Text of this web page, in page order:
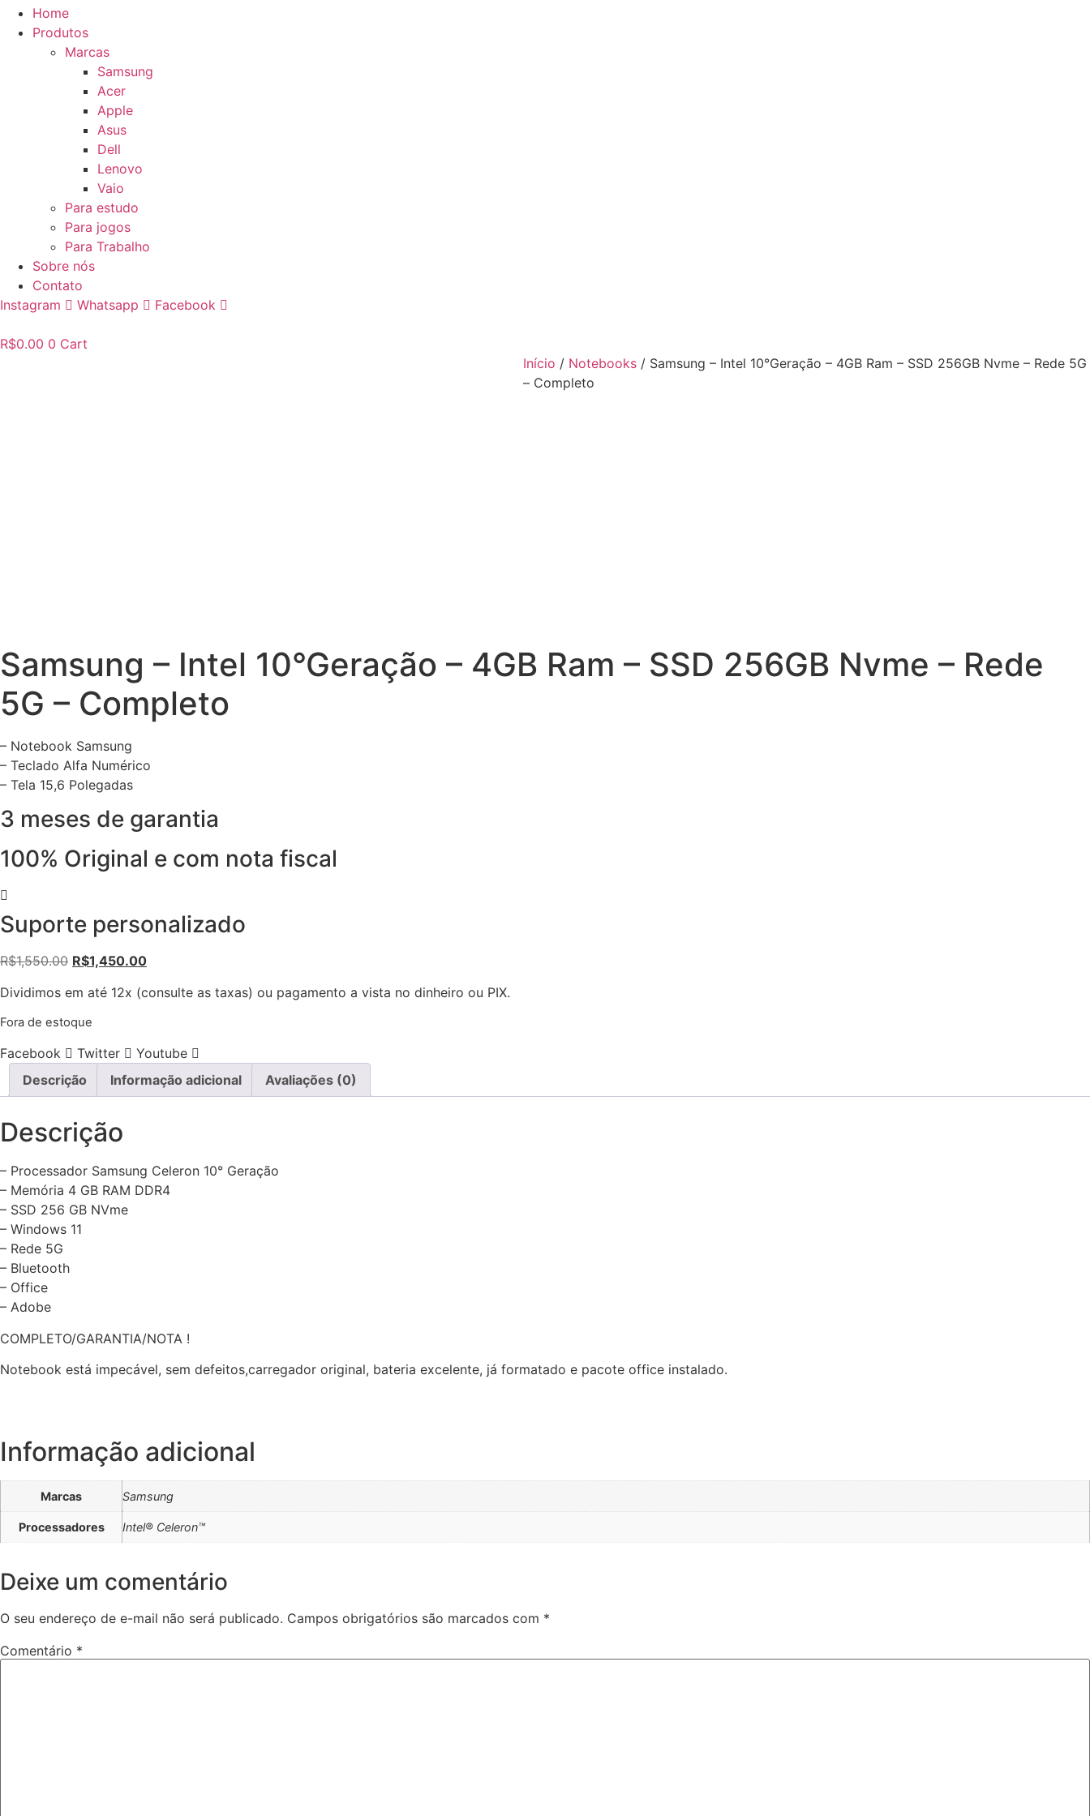
Home
Produtos
Marcas
Samsung
Acer
Apple
Asus
Dell
Lenovo
Vaio
Para estudo
Para jogos
Para Trabalho
Sobre nós
Contato
Instagram
Whatsapp Facebook
R$0.00 0 Cart
Início / Notebooks / Samsung – Intel 10°Geração – 4GB Ram – SSD 256GB Nvme – Rede 5G
– Completo
Samsung – Intel 10°Geração – 4GB Ram – SSD 256GB Nvme – Rede
5G – Completo
– Notebook Samsung
– Teclado Alfa Numérico
– Tela 15,6 Polegadas
3 meses de garantia
100% Original e com nota fiscal
Suporte personalizado
R$1,550.00 O
original
era:
R$1,450.00O
atual
Dividimos em até 12x (consulte as taxas) ou pagamento a vista no dinheiro ou PIX.
Fora de estoque
Facebook Twitter
Youtube
Descrição
Informação adicional Avaliações (0)
Descrição
– Processador Samsung Celeron 10° Geração
– Memória 4 GB RAM DDR4
– SSD 256 GB NVme
– Windows 11
– Rede 5G
– Bluetooth
– Office
– Adobe
COMPLETO/GARANTIA/NOTA !
Notebook está impecável, sem defeitos,carregador original, bateria excelente, já formatado e pacote office instalado.
Informação adicional
Marcas Samsung
Processadores Intel® Celeron™
Deixe um comentário
O seu endereço de e-mail não será publicado. Campos obrigatórios são marcados com *
Comentário *